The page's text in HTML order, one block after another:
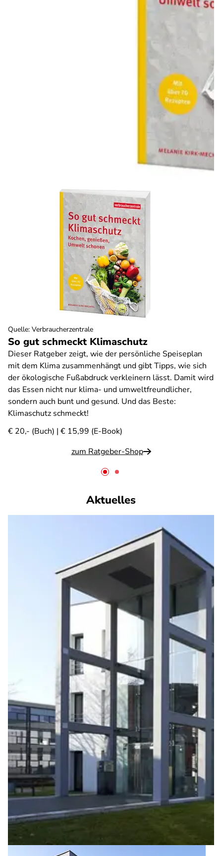
So gut schmeckt Klimaschutz
Dieser Ratgeber zeigt, wie der persönliche Speiseplan
mit dem Klima zusammenhängt und gibt Tipps, wie sich
der ökologische Fußabdruck verkleinern lässt. Damit wird
das Essen nicht nur klima- und umweltfreundlicher,
sondern auch bunt und gesund. Und das Beste:
Klimaschutz schmeckt!
€ 20,- (Buch) | € 15,99 (E-Book)
zum Ratgeber-Shop
Quelle: Verbraucherzentrale
Aktuelles